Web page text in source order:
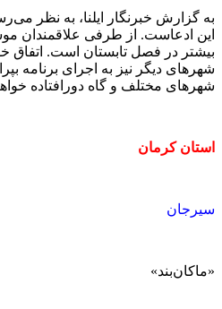
به گزارش خبرنگار ایلنا، به نظر
این ادعاست. از طرفی علاقمندان
بیشتر در فصل تابستان است. اتفاق
شهرهای دیگر نیز به اجرای برنامه
شهرهای مختلف و گاه دورافتاده
استان کرمان
سیرجان
«ماکان‌بند»